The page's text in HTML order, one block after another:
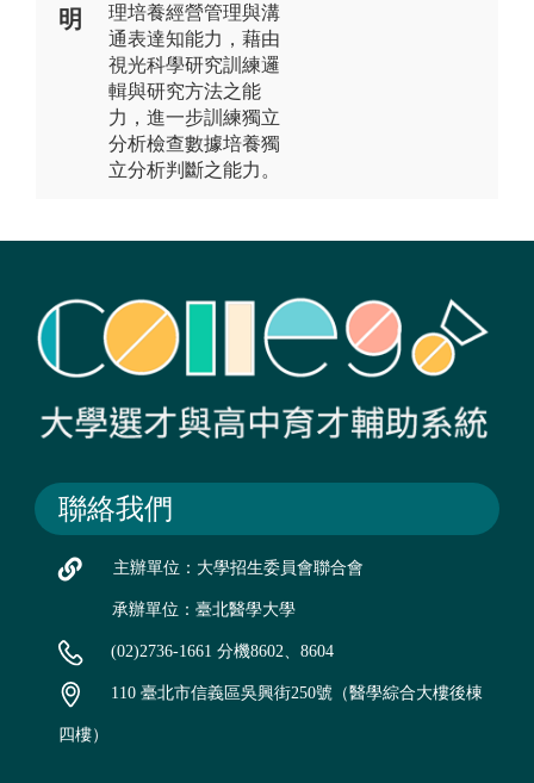
明
理培養經營管理與溝
通表達知能力，藉由
視光科學研究訓練邏
輯與研究方法之能
力，進一步訓練獨立
分析檢查數據培養獨
立分析判斷之能力。
聯絡我們
主辦單位：大學招生委員會聯合會
承辦單位：臺北醫學大學
(02)2736-1661 分機8602、8604
110 臺北市信義區吳興街250號（醫學綜合大樓後棟
四樓）